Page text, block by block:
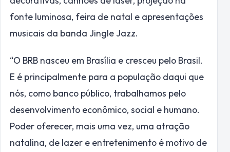
fonte luminosa, feira de natal e apresentações
musicais da banda Jingle Jazz.
“O BRB nasceu em Brasília e cresceu pelo Brasil.
E é principalmente para a população daqui que
nós, como banco público, trabalhamos pelo
desenvolvimento econômico, social e humano.
Poder oferecer, mais uma vez, uma atração
natalina, de lazer e entretenimento é motivo de